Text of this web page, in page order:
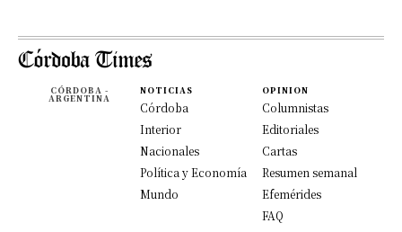
CÓRDOBA -
ARGENTINA
NOTICIAS
Córdoba
Interior
Nacionales
Política y Economía
Mundo
OPINION
Columnistas
Editoriales
Cartas
Resumen semanal
Efemérides
FAQ